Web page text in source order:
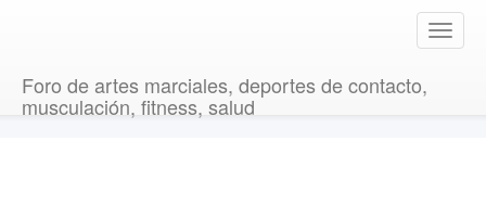
T
o
Foro de artes marciales, deportes de contacto,
musculación, fitness, salud